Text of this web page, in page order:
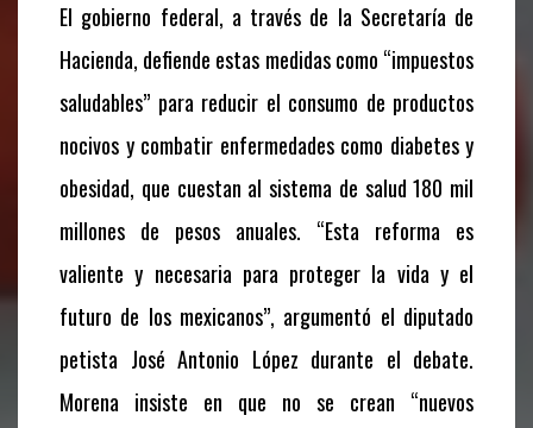
El gobierno federal, a través de la Secretaría de
Hacienda, defiende estas medidas como “impuestos
saludables” para reducir el consumo de productos
nocivos y combatir enfermedades como diabetes y
obesidad, que cuestan al sistema de salud 180 mil
millones de pesos anuales. “Esta reforma es
valiente y necesaria para proteger la vida y el
futuro de los mexicanos”, argumentó el diputado
petista José Antonio López durante el debate.
Morena insiste en que no se crean “nuevos